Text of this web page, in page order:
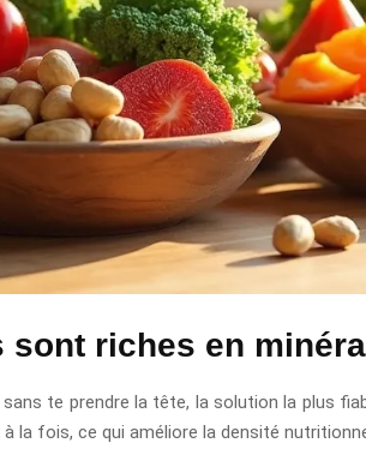
sont riches en
te prendre la tête, la solution la plus
la fois, ce qui améliore la densité